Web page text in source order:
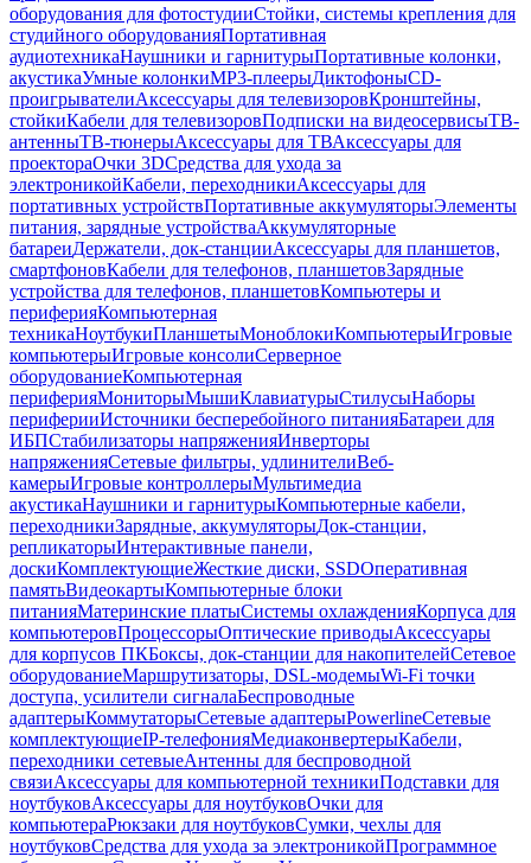
оборудования для фотостудииСтойки, системы крепления для
студийного оборудованияПортативная
аудиотехникаНаушники и гарнитурыПортативные колонки,
акустикаУмные колонкиMP3-плеерыДиктофоныCD-
проигрывателиАксессуары для телевизоровКронштейны,
стойкиКабели для телевизоровПодписки на видеосервисыТВ-
антенныТВ-тюнерыАксессуары для ТВАксессуары для
проектораОчки 3DСредства для ухода за
электроникойКабели, переходникиАксессуары для
портативных устройствПортативные аккумуляторыЭлементы
питания, зарядные устройстваАккумуляторные
батареиДержатели, док-станцииАксессуары для планшетов,
смартфоновКабели для телефонов, планшетовЗарядные
устройства для телефонов, планшетовКомпьютеры и
периферияКомпьютерная
техникаНоутбукиПланшетыМоноблокиКомпьютерыИгровые
компьютерыИгровые консолиСерверное
оборудованиеКомпьютерная
периферияМониторыМышиКлавиатурыСтилусыНаборы
периферииИсточники бесперебойного питанияБатареи для
ИБПСтабилизаторы напряженияИнверторы
напряженияСетевые фильтры, удлинителиВеб-
камерыИгровые контроллерыМультимедиа
акустикаНаушники и гарнитурыКомпьютерные кабели,
переходникиЗарядные, аккумуляторыДок-станции,
репликаторыИнтерактивные панели,
доскиКомплектующиеЖесткие диски, SSDОперативная
памятьВидеокартыКомпьютерные блоки
питанияМатеринские платыСистемы охлажденияКорпуса для
компьютеровПроцессорыОптические приводыАксессуары
для корпусов ПКБоксы, док-станции для накопителейСетевое
оборудованиеМаршрутизаторы, DSL-модемыWi-Fi точки
доступа, усилители сигналаБеспроводные
адаптерыКоммутаторыСетевые адаптерыPowerlineСетевые
комплектующиеIP-телефонияМедиаконвертерыКабели,
переходники сетевыеАнтенны для беспроводной
связиАксессуары для компьютерной техникиПодставки для
ноутбуковАксессуары для ноутбуковОчки для
компьютераРюкзаки для ноутбуковСумки, чехлы для
ноутбуковСредства для ухода за электроникойПрограммное